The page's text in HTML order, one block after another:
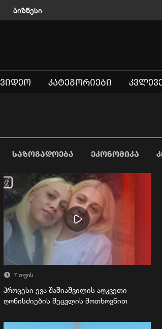
ბიზნესი
ᲕᲘᲓᲔᲝ ᲙᲐᲢᲔᲒᲝᲠᲘᲔᲑᲘ
ᲡᲐᲖᲝᲒᲐᲓᲝᲔᲑᲐ ᲔᲙᲝᲜᲝᲛᲘᲙᲐ
7 თვის
პროცესი ევა შაშიაშვილის აღკვეთი
ღონისძიების შეცვლის მოთხოვნით